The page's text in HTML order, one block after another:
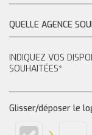
QUELLE AGENCE
Glisser/déposer le